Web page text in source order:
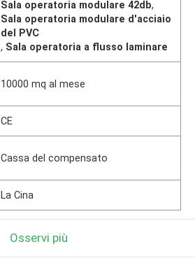
Sala operatoria modulare 42db,
Sala operatoria modulare d'acciaio
del PVC
, Sala operatoria a flusso laminare
10000 mq al mese
CE
Cassa del compensato
La Cina
Osservi più